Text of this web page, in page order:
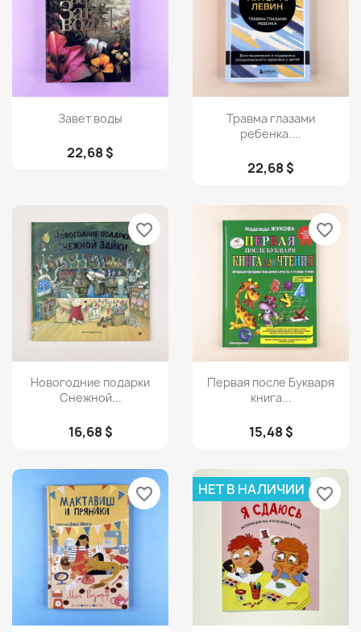
Просмотр
Завет воды
22,68 $
Просмотр
Травма глазами
ребенка....
22,68 $
Просмотр
Новогодние подарки
Снежной...
16,68 $
favorite_border
Просмотр
Первая после Букваря
книга...
15,48 $
favorite_border
favorite_border НЕТ В НАЛИЧИИ favorite_border